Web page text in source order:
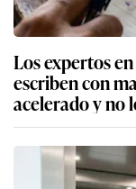
Los expertos
escriben con
acelerado y no